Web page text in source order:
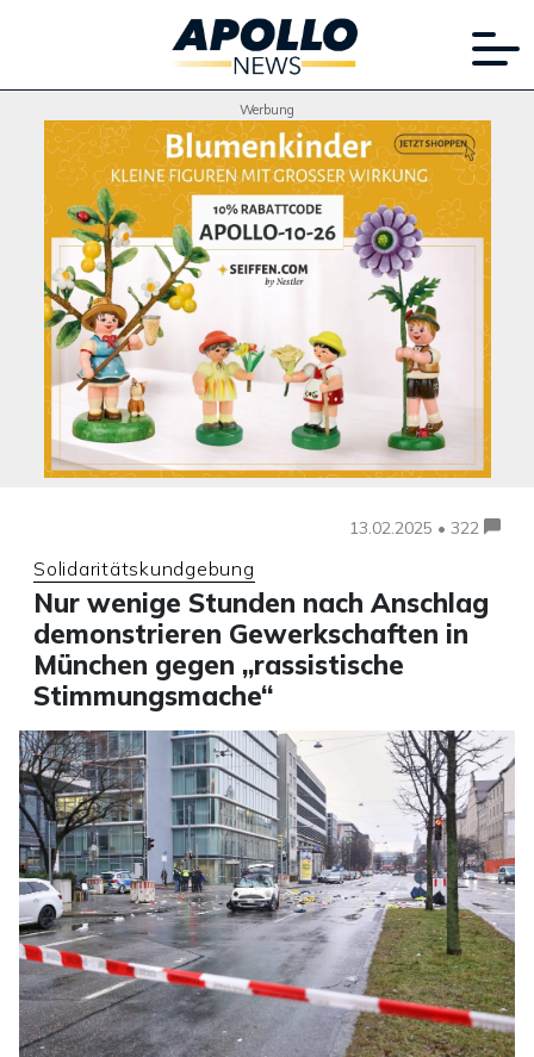
Werbung
13.02.2025 • 322
Solidaritätskundgebung
Nur wenige Stunden nach Anschlag
demonstrieren Gewerkschaften in
München gegen „rassistische
Stimmungsmache“